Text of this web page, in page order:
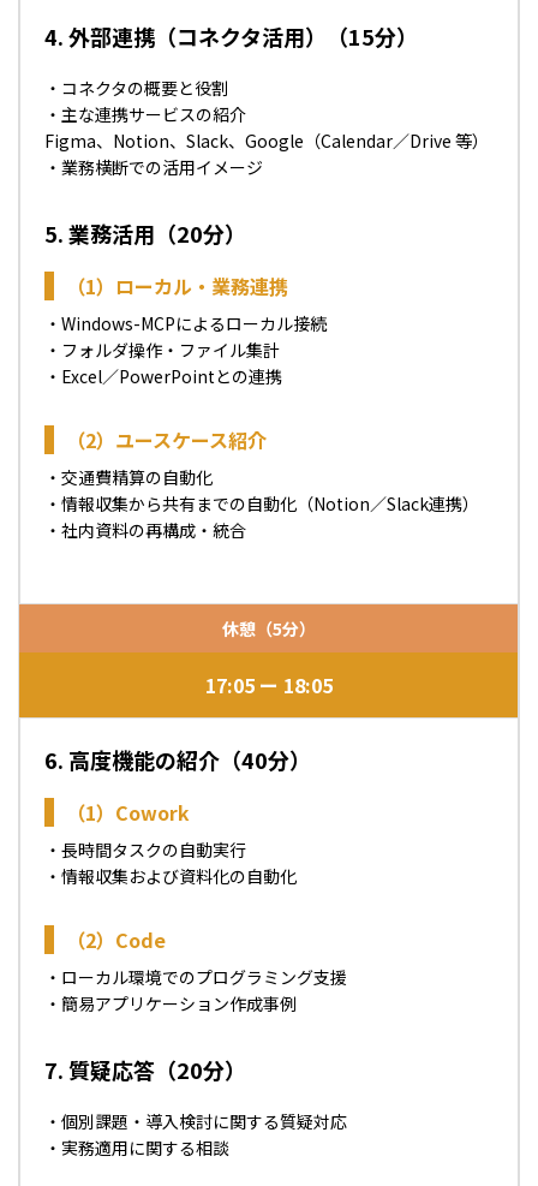
4. 外部連携（コネクタ活用）（15分）
・コネクタの概要と役割
・主な連携サービスの紹介
Figma、Notion、Slack、Google（Calendar／Drive 等）
・業務横断での活用イメージ
5. 業務活用（20分）
（1）ローカル・業務連携
・Windows-MCPによるローカル接続
・フォルダ操作・ファイル集計
・Excel／PowerPointとの連携
（2）ユースケース紹介
・交通費精算の自動化
・情報収集から共有までの自動化（Notion／Slack連携）
・社内資料の再構成・統合
休憩（5分）
17:05 18:05
6. 高度機能の紹介（40分）
（1）Cowork
・長時間タスクの自動実行
・情報収集および資料化の自動化
（2）Code
・ローカル環境でのプログラミング支援
・簡易アプリケーション作成事例
7. 質疑応答（20分）
・個別課題・導入検討に関する質疑対応
・実務適用に関する相談